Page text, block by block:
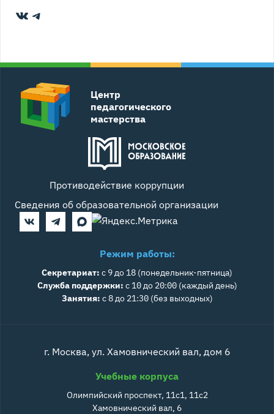
ВКонтакте
Telegram
Центр
педагогического
мастерства
Противодействие коррупции
Сведения об образовательной организации
Режим работы:
Секретариат: с 9 до 18 (понедельник-пятница)
Служба поддержки: с 10 до 20:00 (каждый день)
Занятия: с 8 до 21:30 (без выходных)
г. Москва, ул. Хамовнический вал, дом 6
Учебные корпуса
Олимпийский проспект, 11с1, 11с2
Хамовнический вал, 6